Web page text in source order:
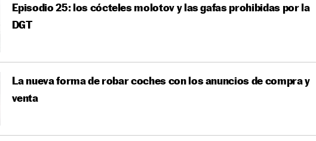
Episodio 25: los cócteles molotov y las gafas prohibidas por la
DGT
La nueva forma de robar coches con los anuncios de compra y
venta